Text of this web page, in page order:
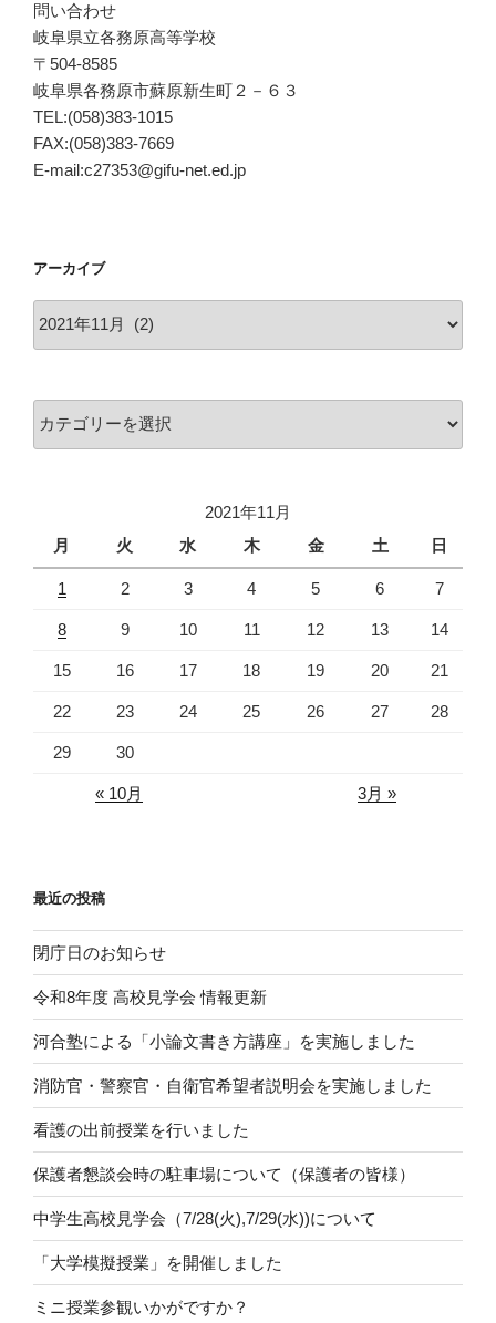
問い合わせ
岐阜県立各務原高等学校
〒504-8585
岐阜県各務原市蘇原新生町２－６３
TEL:(058)383-1015
FAX:(058)383-7669
E-mail:c27353@gifu-net.ed.jp
アーカイブ
ブ
テ
2021年11月
月
火 水 木 金 土 日
1 2 3 4 5 6 7
8 9 10 11 12 13 14
15 16 17 18 19 20 21
22 23 24 25 26 27 28
29 30
« 10月 3月 »
最近の投稿
閉庁日のお知らせ
令和8年度 高校見学会 情報更新
河合塾による「小論文書き方講座」を実施しました
消防官・警察官・自衛官希望者説明会を実施しました
看護の出前授業を行いました
保護者懇談会時の駐車場について（保護者の皆様）
中学生高校見学会（7/28(火),7/29(水))について
「大学模擬授業」を開催しました
ミニ授業参観いかがですか？